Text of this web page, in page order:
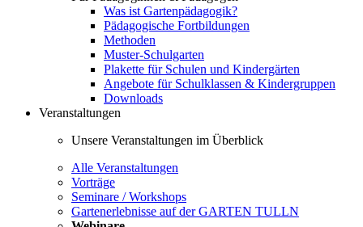
Was ist Gartenpädagogik?
Pädagogische Fortbildungen
Methoden
Muster-Schulgarten
Plakette für Schulen und Kindergärten
Angebote für Schulklassen & Kindergruppen
Downloads
Veranstaltungen
Unsere Veranstaltungen im Überblick
Alle Veranstaltungen
Vorträge
Seminare / Workshops
Gartenerlebnisse auf der GARTEN TULLN